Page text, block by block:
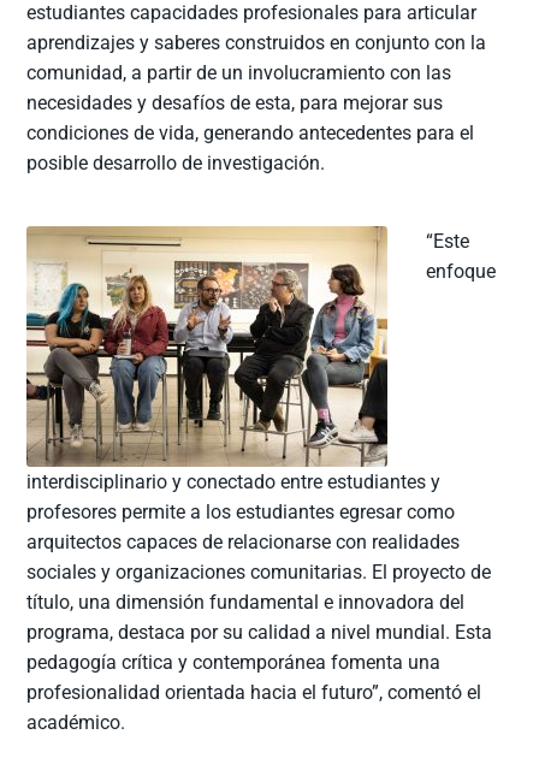
estudiantes capacidades profesionales para articular
aprendizajes y saberes construidos en conjunto con la
comunidad, a partir de un involucramiento con las
necesidades y desafíos de esta, para mejorar sus
condiciones de vida, generando antecedentes para el
posible desarrollo de investigación.
“Este
enfoque
interdisciplinario y conectado entre estudiantes y
profesores permite a los estudiantes egresar como
arquitectos capaces de relacionarse con realidades
sociales y organizaciones comunitarias. El proyecto de
título, una dimensión fundamental e innovadora del
programa, destaca por su calidad a nivel mundial. Esta
pedagogía crítica y contemporánea fomenta una
profesionalidad orientada hacia el futuro”, comentó el
académico.